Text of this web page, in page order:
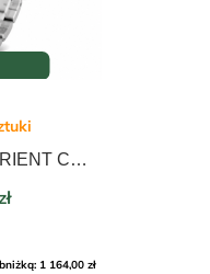
ZEGAREK MĘSKI ORIENT CONTEMPORARY AUTOMATIC 38,5mm RA-AC0R05E30B
1 164,00 zł